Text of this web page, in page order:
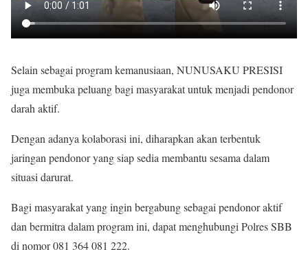
Selain sebagai program kemanusiaan, NUNUSAKU PRESISI
juga membuka peluang bagi masyarakat untuk menjadi pendonor
darah aktif.
Dengan adanya kolaborasi ini, diharapkan akan terbentuk
jaringan pendonor yang siap sedia membantu sesama dalam
situasi darurat.
Bagi masyarakat yang ingin bergabung sebagai pendonor aktif
dan bermitra dalam program ini, dapat menghubungi Polres SBB
di nomor 081 364 081 222.